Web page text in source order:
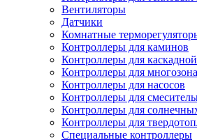
Вентиляторы
Датчики
Комнатные
Контроллеры для каминов
Контроллеры для
Контроллеры для
Контроллеры для насосов
Контроллеры для
Контроллеры для
Контроллеры для
Специальные контроллеры